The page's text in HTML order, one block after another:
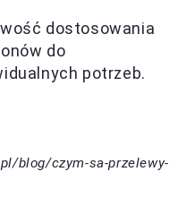
dostosowania
do
potrzeb.
blog/czym-sa-przelewy-